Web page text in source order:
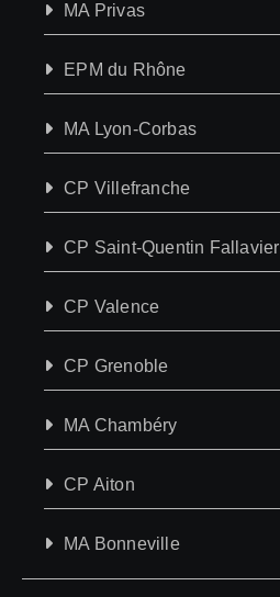
MA Privas
EPM du Rhône
MA Lyon-Corbas
CP Villefranche
CP Saint-Quentin Fallavier
CP Valence
CP Grenoble
MA Chambéry
CP Aiton
MA Bonneville